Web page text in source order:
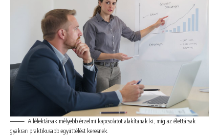
A lélektársak mélyebb érzelmi kapcsolatot alakítanak ki, míg az élettársak
gyakran praktikusabb együttélést keresnek.